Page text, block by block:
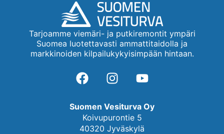
Tarjoamme viemäri- ja putkiremontit ympäri
Suomea luotettavasti ammattitaidolla ja
markkinoiden kilpailukykyisimpään hintaan.
Suomen Vesiturva Oy
Koivupurontie 5
40320 Jyväskylä